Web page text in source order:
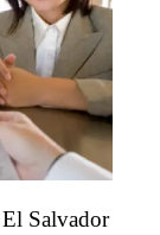
Salvador